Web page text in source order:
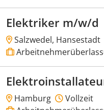
Elektriker m/w/d
Salzwedel, Hansestadt
Hamburg
Vollzeit